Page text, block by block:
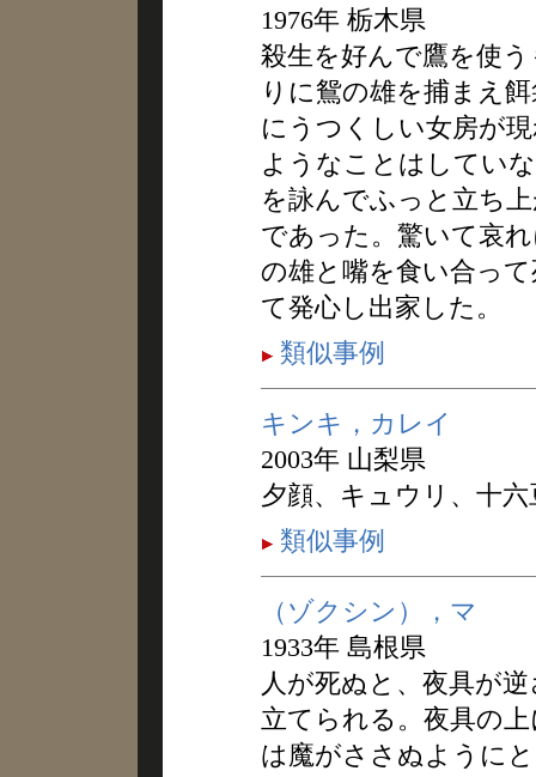
1976年 栃木県
殺生を好んで鷹を使
りに鴛の雄を捕まえ
にうつくしい女房が
ようなことはしてい
を詠んでふっと立ち
であった。驚いて哀
の雄と嘴を食い合っ
て発心し出家した。
類似事例
キンキ，カレイ
2003年 山梨県
夕顔、キュウリ、十
類似事例
（ゾクシン），マ
1933年 島根県
人が死ぬと、夜具が
立てられる。夜具の
は魔がささぬように